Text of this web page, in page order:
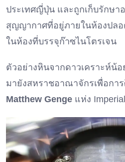
ประเทศญี่ปุ่น และถูกเก็บรักษา
สุญญากาศที่อยู่ภายในห้องปลอ
ในห้องที่บรรจุก๊าซไนโตรเจน
ตัวอย่างหินจากดาวเคราะห์น้อ
มายังสหราชอาณาจักรเพื่อกา
Matthew Genge แห่ง